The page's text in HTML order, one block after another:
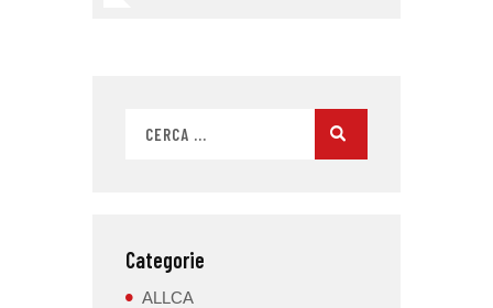
Categorie
ALLCA